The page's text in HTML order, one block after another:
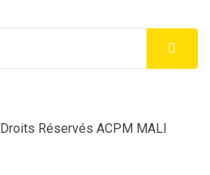
Réservés ACPM MALI